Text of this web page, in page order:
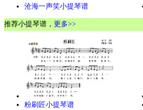
沧海一声笑小提琴谱
推荐小提琴谱， 更多>>
粉刷匠小提琴谱